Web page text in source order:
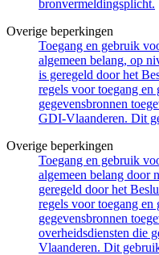
bronvermeldingsplicht.
Overige beperkingen
Toegang en gebruik
algemeen belang, op
is geregeld door het
regels voor toegang
gegevensbronnen
GDI-Vlaanderen. Dit
Overige beperkingen
Toegang en gebruik
algemeen belang door
geregeld door het
regels voor toegang
gegevensbronnen
overheidsdiensten die
Vlaanderen. Dit